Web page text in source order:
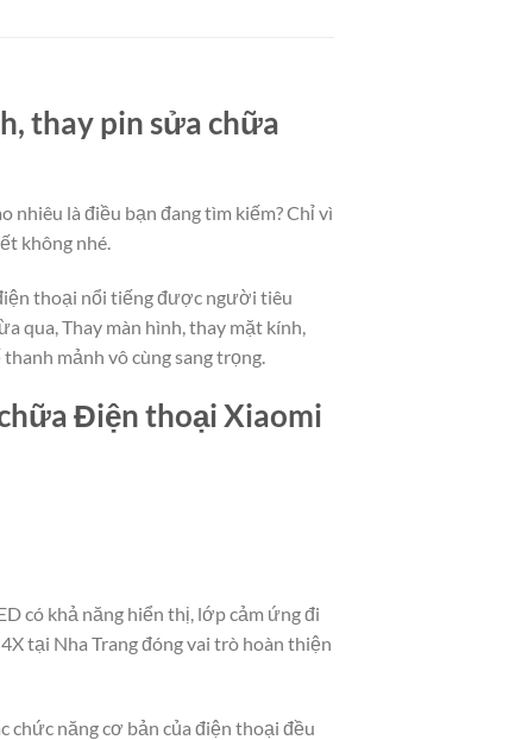
thay pin sửa chữa
nhiêu là điều bạn đang tìm kiếm? Chỉ vì
không nhé.
thoại nổi tiếng được người tiêu
qua, Thay màn hình, thay mặt kính,
mảnh vô cùng sang trọng.
Điện thoại Xiaomi
có khả năng hiển thị, lớp cảm ứng đi
tại Nha Trang đóng vai trò hoàn thiện
chức năng cơ bản của điện thoại đều